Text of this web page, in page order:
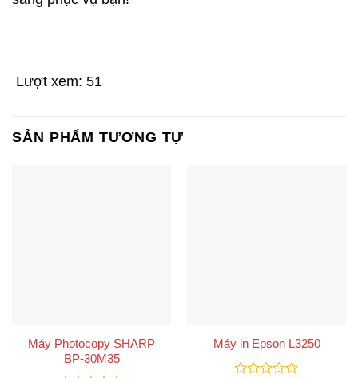
Lượt xem: 51
SẢN PHẨM TƯƠNG TỰ
Máy Photocopy SHARP
BP-30M35
Máy in Epson L3250